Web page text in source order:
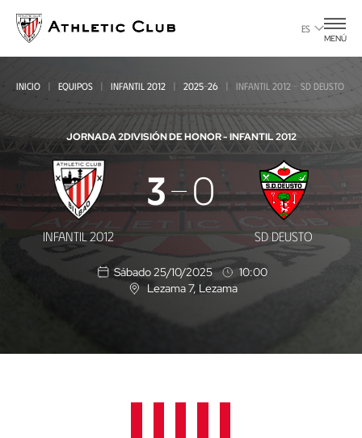
contenido
principal
ES
MENÚ
INICIO EQUIPOS INFANTIL 2012 2025-26 INFANTIL 2012 - SD DEUSTO
JORNADA 2DIVISIÓN DE HONOR - INFANTIL 2012
Infantil
2012
SD
INFANTIL 2012
3 0
SD DEUSTO
Sábado 25/10/2025
10:00
U
n
Lezama 7, Lezama